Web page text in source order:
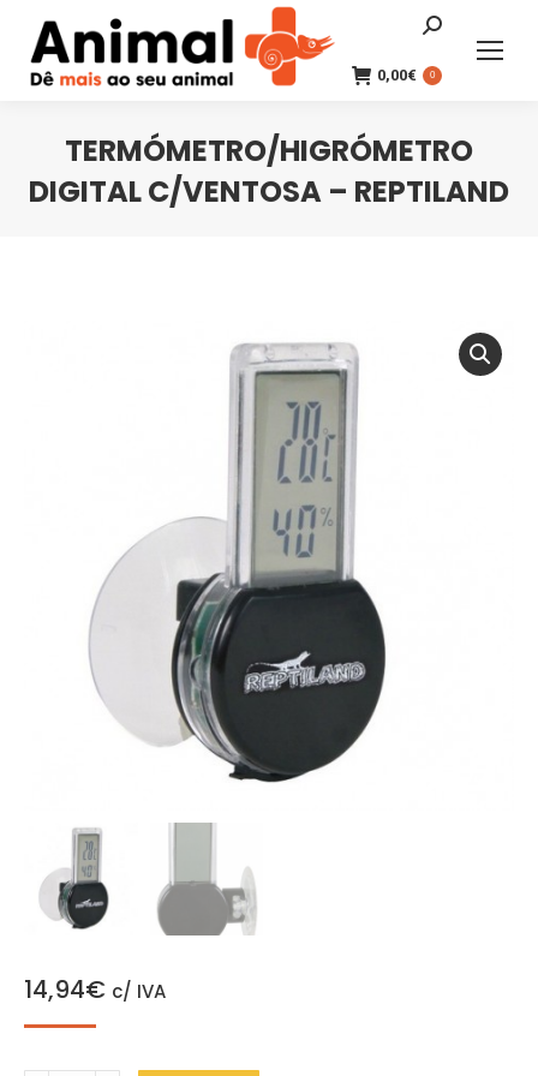
Search:
0,00€ 0
TERMÓMETRO/HIGRÓMETRO
DIGITAL C/VENTOSA – REPTILAND
14,94€ c/ IVA